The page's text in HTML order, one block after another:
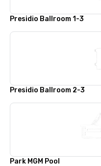
Presidio Ballroom 1-3
Presidio Ballroom 2-3
Park MGM Pool